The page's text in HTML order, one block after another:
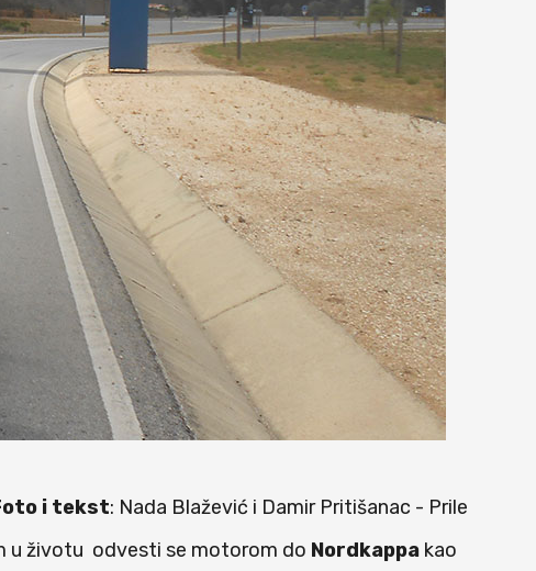
i tekst: Nada Blažević i Damir Pritišanac - Prile
u životu odvesti se motorom do Nordkappa kao